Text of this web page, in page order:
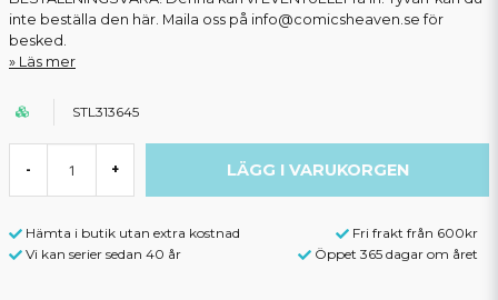
inte beställa den här. Maila oss på info@comicsheaven.se för
besked.
Läs mer
STL313645
- + LÄGG I VARUKORGEN
Hämta i butik utan extra kostnad
Fri frakt från 600kr
Vi kan serier sedan 40 år
Öppet 365 dagar om året